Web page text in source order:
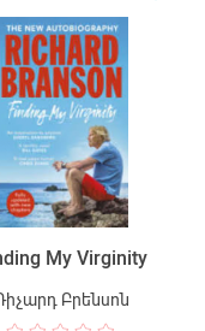
My Virginity
Բրենսոն